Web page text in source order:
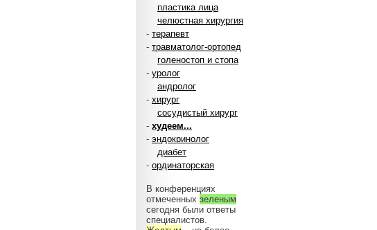
пластика лица
челюстная хирургия
- терапевт
- травматолог-ортопед
голеностоп и стопа
- уролог
андролог
- хирург
сосудистый хирург
- худеем...
- эндокринолог
диабет
- ординаторская
В конференциях
отмеченных зеленым
сегодня были ответы
специалистов.